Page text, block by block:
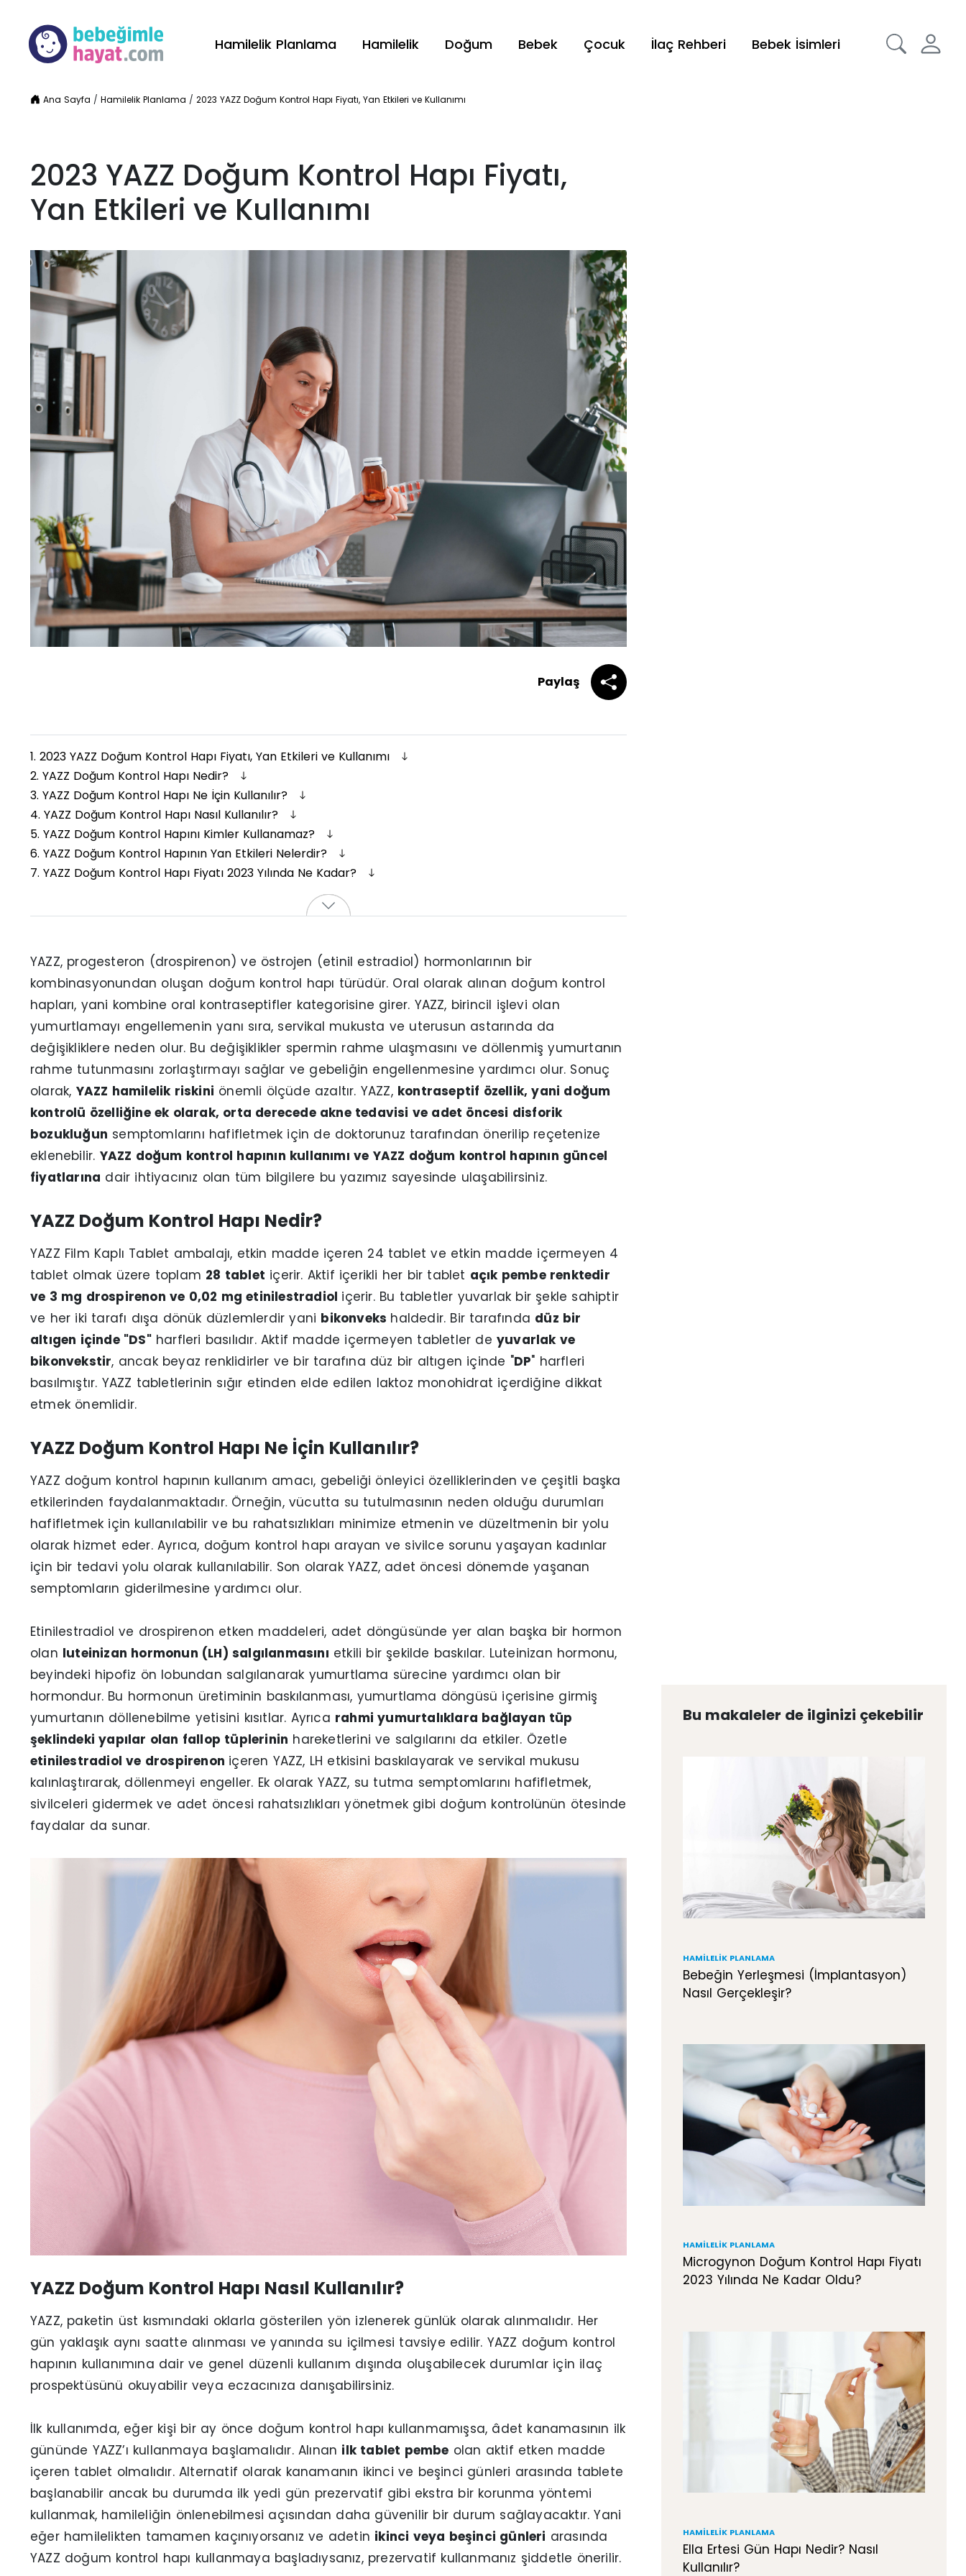
Hamilelik Planlama Hamilelik Doğum Bebek Çocuk İlaç Rehberi Bebek İsimleri
Ana Sayfa /Hamilelik Planlama /2023 YAZZ Doğum Kontrol Hapı Fiyatı, Yan Etkileri ve Kullanımı
2023 YAZZ Doğum Kontrol Hapı Fiyatı,
Yan Etkileri ve Kullanımı
Paylaş
1. 2023 YAZZ Doğum Kontrol Hapı Fiyatı, Yan Etkileri ve Kullanımı
2. YAZZ Doğum Kontrol Hapı Nedir?
3. YAZZ Doğum Kontrol Hapı Ne İçin Kullanılır?
4. YAZZ Doğum Kontrol Hapı Nasıl Kullanılır?
5. YAZZ Doğum Kontrol Hapını Kimler Kullanamaz?
6. YAZZ Doğum Kontrol Hapının Yan Etkileri Nelerdir?
7. YAZZ Doğum Kontrol Hapı Fiyatı 2023 Yılında Ne Kadar?
YAZZ, progesteron (drospirenon) ve östrojen (etinil estradiol) hormonlarının bir
kombinasyonundan oluşan doğum kontrol hapı türüdür. Oral olarak alınan doğum kontrol
hapları, yani kombine oral kontraseptifler kategorisine girer. YAZZ, birincil işlevi olan
yumurtlamayı engellemenin yanı sıra, servikal mukusta ve uterusun astarında da
değişikliklere neden olur. Bu değişiklikler spermin rahme ulaşmasını ve döllenmiş yumurtanın
rahme tutunmasını zorlaştırmayı sağlar ve gebeliğin engellenmesine yardımcı olur. Sonuç
olarak, YAZZ hamilelik riskini önemli ölçüde azaltır. YAZZ, kontraseptif özellik, yani doğum
kontrolü özelliğine ek olarak, orta derecede akne tedavisi ve adet öncesi disforik
bozukluğun semptomlarını hafifletmek için de doktorunuz tarafından önerilip reçetenize
eklenebilir. YAZZ doğum kontrol hapının kullanımı ve YAZZ doğum kontrol hapının güncel
fiyatlarına dair ihtiyacınız olan tüm bilgilere bu yazımız sayesinde ulaşabilirsiniz.
YAZZ Doğum Kontrol Hapı Nedir?
YAZZ Film Kaplı Tablet ambalajı, etkin madde içeren 24 tablet ve etkin madde içermeyen 4
tablet olmak üzere toplam 28 tablet içerir. Aktif içerikli her bir tablet açık pembe renktedir
ve 3 mg drospirenon ve 0,02 mg etinilestradiol içerir. Bu tabletler yuvarlak bir şekle sahiptir
ve her iki tarafı dışa dönük düzlemlerdir yani bikonveks haldedir. Bir tarafında düz bir
altıgen içinde "DS"harfleri basılıdır. Aktif madde içermeyen tabletler deyuvarlak ve
bikonvekstir, ancak beyaz renklidirler ve bir tarafına düz bir altıgen içinde "DP" harfleri
basılmıştır. YAZZ tabletlerinin sığır etinden elde edilen laktoz monohidrat içerdiğine dikkat
etmek önemlidir.
YAZZ Doğum Kontrol Hapı Ne İçin Kullanılır?
YAZZ doğum kontrol hapının kullanım amacı, gebeliği önleyici özelliklerinden ve çeşitli başka
etkilerinden faydalanmaktadır. Örneğin, vücutta su tutulmasının neden olduğu durumları
hafifletmek için kullanılabilir ve bu rahatsızlıkları minimize etmenin ve düzeltmenin bir yolu
olarak hizmet eder. Ayrıca, doğum kontrol hapı arayan ve sivilce sorunu yaşayan kadınlar
için bir tedavi yolu olarak kullanılabilir. Son olarak YAZZ, adet öncesi dönemde yaşanan
semptomların giderilmesine yardımcı olur.
Etinilestradiol ve drospirenon etken maddeleri, adet döngüsünde yer alan başka bir hormon
olan luteinizan hormonun (LH) salgılanmasını etkili bir şekilde baskılar. Luteinizan hormonu,
beyindeki hipofiz ön lobundan salgılanarak yumurtlama sürecine yardımcı olan bir
hormondur. Bu hormonun üretiminin baskılanması, yumurtlama döngüsü içerisine girmiş
yumurtanın döllenebilme yetisini kısıtlar. Ayrıca rahmi yumurtalıklara bağlayan tüp
şeklindeki yapılar olan fallop tüplerinin hareketlerini ve salgılarını da etkiler. Özetle
etinilestradiol ve drospirenon içeren YAZZ, LH etkisini baskılayarak ve servikal mukusu
kalınlaştırarak, döllenmeyi engeller. Ek olarak YAZZ, su tutma semptomlarını hafifletmek,
sivilceleri gidermek ve adet öncesi rahatsızlıkları yönetmek gibi doğum kontrolünün ötesinde
faydalar da sunar.
YAZZ Doğum Kontrol Hapı Nasıl Kullanılır?
YAZZ, paketin üst kısmındaki oklarla gösterilen yön izlenerek günlük olarak alınmalıdır. Her
gün yaklaşık aynı saatte alınması ve yanında su içilmesi tavsiye edilir. YAZZ doğum kontrol
hapının kullanımına dair ve genel düzenli kullanım dışında oluşabilecek durumlar için ilaç
prospektüsünü okuyabilir veya eczacınıza danışabilirsiniz.
İlk kullanımda, eğer kişi bir ay önce doğum kontrol hapı kullanmamışsa, âdet kanamasının ilk
gününde YAZZ’ı kullanmaya başlamalıdır. Alınan ilk tablet pembe olan aktif etken madde
içeren tablet olmalıdır. Alternatif olarak kanamanın ikinci ve beşinci günleri arasında tablete
başlanabilir ancak bu durumda ilk yedi gün prezervatif gibi ekstra bir korunma yöntemi
kullanmak, hamileliğin önlenebilmesi açısından daha güvenilir bir durum sağlayacaktır. Yani
eğer hamilelikten tamamen kaçınıyorsanız ve adetin ikinci veya beşinci günleri arasında
YAZZ doğum kontrol hapı kullanmaya başladıysanız, prezervatif kullanmanız şiddetle önerilir.
Bu makaleler de ilginizi çekebilir
HAMILELIK PLANLAMA
Bebeğin Yerleşmesi (İmplantasyon)
Nasıl Gerçekleşir?
HAMILELIK PLANLAMA
Microgynon Doğum Kontrol Hapı Fiyatı
2023 Yılında Ne Kadar Oldu?
HAMILELIK PLANLAMA
Ella Ertesi Gün Hapı Nedir? Nasıl
Kullanılır?